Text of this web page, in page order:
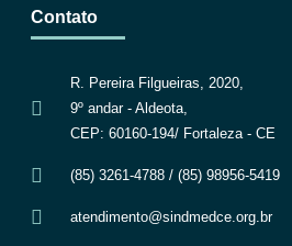
Contato
R. Pereira Filgueiras, 2020,
9º andar - Aldeota,
CEP: 60160-194/ Fortaleza - CE
(85) 3261-4788 / (85) 98956-5419
atendimento@sindmedce.org.br